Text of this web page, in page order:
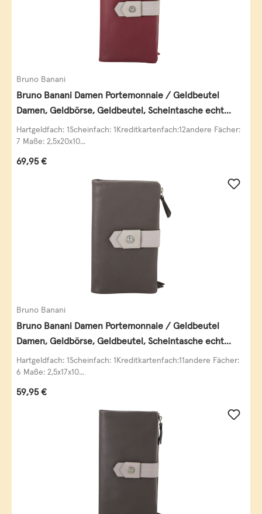
Bruno Banani
Bruno Banani Damen Portemonnaie / Geldbeutel
Damen, Geldbörse, Geldbeutel, Scheintasche echt
Leder
Hartgeldfach: 1Scheinfach: 1Kreditkartenfach:12andere Fächer:
7 Maße: 2,5x20x10...
Regulärer Preis:
69,95 €
Bruno Banani
Bruno Banani Damen Portemonnaie / Geldbeutel
Damen, Geldbörse, Geldbeutel, Scheintasche echt
Leder
Hartgeldfach: 1Scheinfach: 1Kreditkartenfach:11andere Fächer:
6 Maße: 2,5x17x10...
Regulärer Preis:
59,95 €